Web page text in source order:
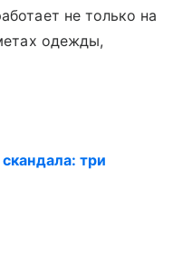
не только на
одежды,
три